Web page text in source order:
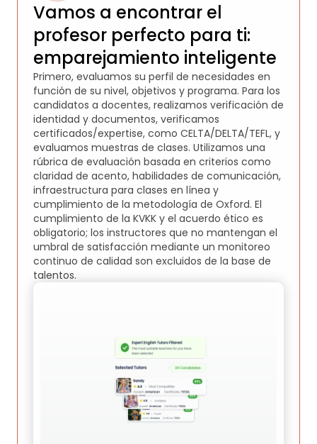
Vamos a encontrar el
profesor perfecto para ti:
emparejamiento inteligente
Primero, evaluamos su perfil de necesidades en
función de su nivel, objetivos y programa. Para los
candidatos a docentes, realizamos verificación de
identidad y documentos, verificamos
certificados/expertise, como CELTA/DELTA/TEFL, y
evaluamos muestras de clases. Utilizamos una
rúbrica de evaluación basada en criterios como
claridad de acento, habilidades de comunicación,
infraestructura para clases en línea y
cumplimiento de la metodología de Oxford. El
cumplimiento de la KVKK y el acuerdo ético es
obligatorio; los instructores que no mantengan el
umbral de satisfacción mediante un monitoreo
continuo de calidad son excluidos de la base de
talentos.